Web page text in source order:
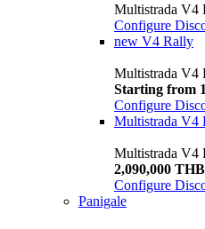
Multistrada V4
Configure
new V4 Rally
Multistrada V4
Starting from
Configure
Multistrada V4
Multistrada V4
2,090,000 THB
Configure
Panigale